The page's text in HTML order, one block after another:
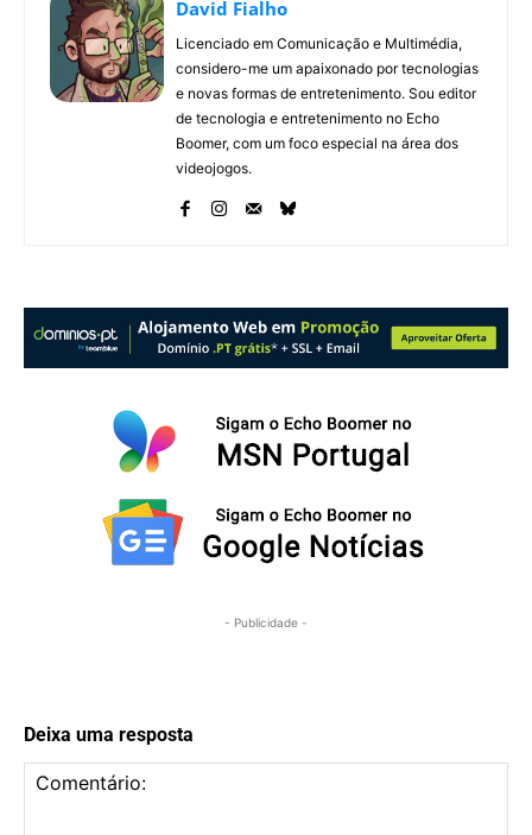
David Fialho
Licenciado em Comunicação e Multimédia,
considero-me um apaixonado por tecnologias
e novas formas de entretenimento. Sou editor
de tecnologia e entretenimento no Echo
Boomer, com um foco especial na área dos
videojogos.
- Publicidade -
Deixa uma resposta